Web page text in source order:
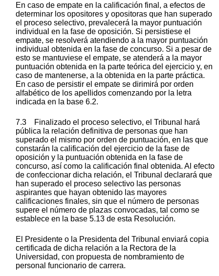
En caso de empate en la calificación final, a efectos de
determinar los opositores y opositoras que han superado
el proceso selectivo, prevalecerá la mayor puntuación
individual en la fase de oposición. Si persistiese el
empate, se resolverá atendiendo a la mayor puntuación
individual obtenida en la fase de concurso. Si a pesar de
esto se mantuviese el empate, se atenderá a la mayor
puntuación obtenida en la parte teórica del ejercicio y, en
caso de mantenerse, a la obtenida en la parte práctica.
En caso de persistir el empate se dirimirá por orden
alfabético de los apellidos comenzando por la letra
indicada en la base 6.2.
7.3 Finalizado el proceso selectivo, el Tribunal hará
pública la relación definitiva de personas que han
superado el mismo por orden de puntuación, en las que
constarán la calificación del ejercicio de la fase de
oposición y la puntuación obtenida en la fase de
concurso, así como la calificación final obtenida. Al efecto
de confeccionar dicha relación, el Tribunal declarará que
han superado el proceso selectivo las personas
aspirantes que hayan obtenido las mayores
calificaciones finales, sin que el número de personas
supere el número de plazas convocadas, tal como se
establece en la base 5.13 de esta Resolución.
El Presidente o la Presidenta del Tribunal enviará copia
certificada de dicha relación a la Rectora de la
Universidad, con propuesta de nombramiento de
personal funcionario de carrera.